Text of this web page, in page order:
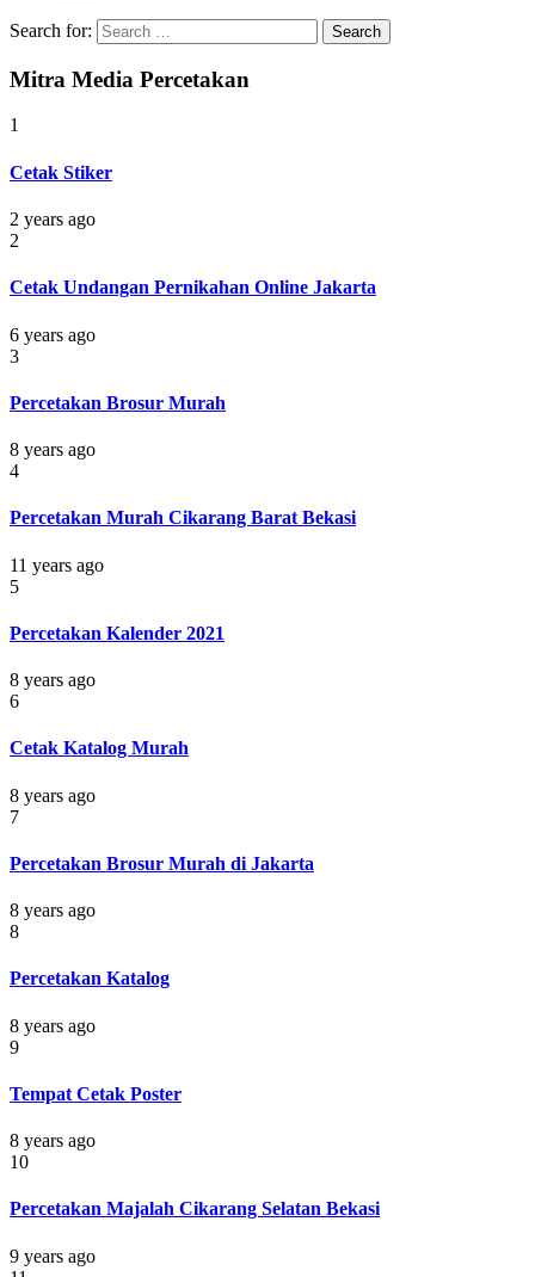
Search for:
Mitra Media Percetakan
1
Cetak Stiker
2 years ago
2
Cetak Undangan Pernikahan Online Jakarta
6 years ago
3
Percetakan Brosur Murah
8 years ago
4
Percetakan Murah Cikarang Barat Bekasi
11 years ago
5
Percetakan Kalender 2021
8 years ago
6
Cetak Katalog Murah
8 years ago
7
Percetakan Brosur Murah di Jakarta
8 years ago
8
Percetakan Katalog
8 years ago
9
Tempat Cetak Poster
8 years ago
10
Percetakan Majalah Cikarang Selatan Bekasi
9 years ago